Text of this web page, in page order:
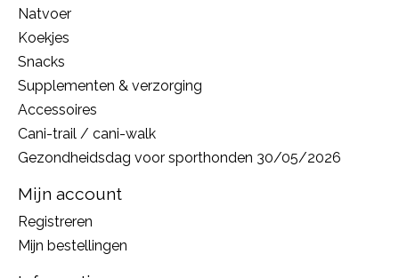
Natvoer
Koekjes
Snacks
Supplementen & verzorging
Accessoires
Cani-trail / cani-walk
Gezondheidsdag voor sporthonden 30/05/2026
Mijn account
Registreren
Mijn bestellingen